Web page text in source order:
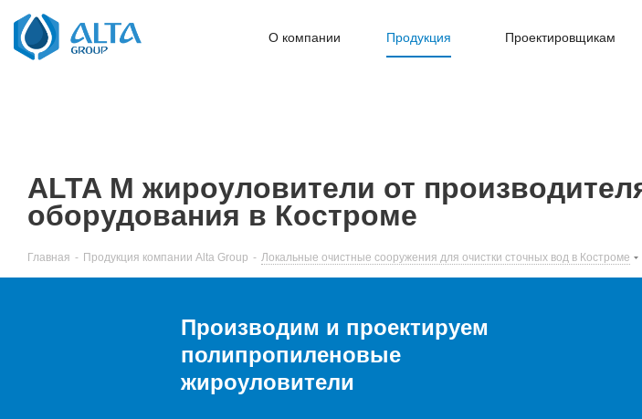
О компании Продукция Проектировщикам
ALTA M жироуловители от
оборудования в Костроме
Главная - Продукция компании Alta Group - Локальные очистные сооружения для очистки сточных вод в Костроме
Производим и проектируем
полипропиленовые
жироуловители